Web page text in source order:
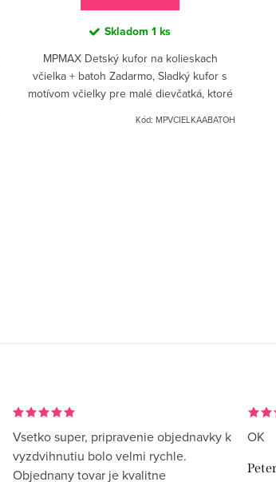
Skladom 1 ks
MPMAX Detský kufor na kolieskach
včielka + batoh Zadarmo, Sladký kufor s
motívom včielky pre malé dievčatká, ktoré
dostanete zadarmo aj...
Kód: MPVCIELKAABATOH
Vsetko super, pripravenie objednavky k
vyzdvihnutiu bolo velmi rychle.
Objednany tovar je kvalitne
OK